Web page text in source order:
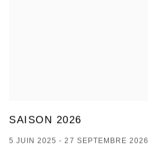
SAISON 2026
5 JUIN 2025 - 27 SEPTEMBRE 2026